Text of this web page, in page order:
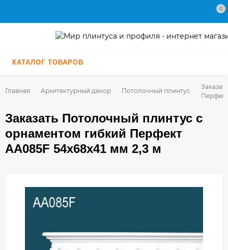
0
КАТАЛОГ ТОВАРОВ
Главная Архитектурный декор Потолочный плинтус
Заказать Потолочный плинтус с
орнаментом гибкий Перфект
AA085F 54х68х41 мм 2,3 м